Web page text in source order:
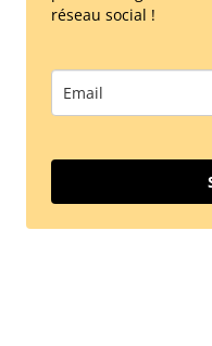
réseau social !